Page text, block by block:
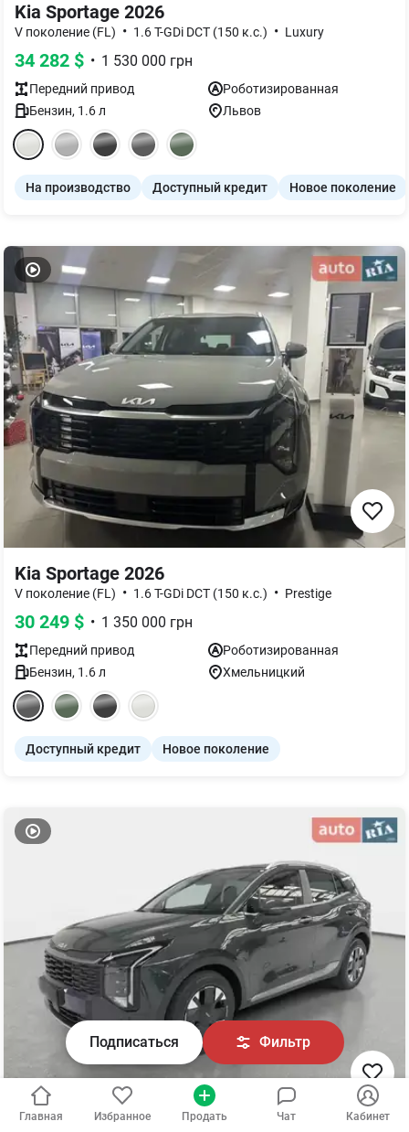
Подписаться Фильтр
Kia Sportage 2026
V поколение (FL) • 1.6 T-GDi DCT (150 к.с.) • Luxury
34 282 $ • 1 530 000 грн
Передний привод
Роботизированная
Бензин, 1.6л Львов
На производство Доступный кредит Новое поколение
Kia Sportage 2026
V поколение (FL) • 1.6 T-GDi DCT (150 к.с.) • Prestige
30 249 $ • 1 350 000 грн
Передний привод
Роботизированная
Бензин, 1.6л Хмельницкий
Доступный кредит Новое поколение
Главная Избранное Продать Чат Кабинет